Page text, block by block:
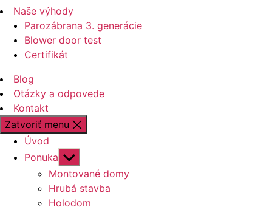
Naše výhody
Parozábrana 3. generácie
Blower door test
Certifikát
Blog
Otázky a odpovede
Kontakt
Zatvoriť menu
Úvod
Ponuka Zobraziť
druhú
úroveň
navigácie
Montované domy
Hrubá stavba
Holodom